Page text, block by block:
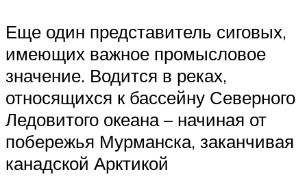
Еще один представитель сиговых,
имеющих важное промысловое
значение. Водится в реках,
относящихся к бассейну Северного
Ледовитого океана – начиная от
побережья Мурманска, заканчивая
канадской Арктикой